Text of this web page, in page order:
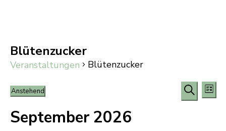
Blütenzucker
Veranstaltungen Blütenzucker
Veranstaltungen Suche
Liste
Anstehend
wählen.
September 2026